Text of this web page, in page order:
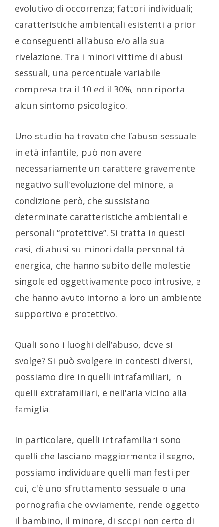
evolutivo di occorrenza; fattori individuali;
caratteristiche ambientali esistenti a priori
e conseguenti all'abuso e/o alla sua
rivelazione. Tra i minori vittime di abusi
sessuali, una percentuale variabile
compresa tra il 10 ed il 30%, non riporta
alcun sintomo psicologico.
Uno studio ha trovato che l’abuso sessuale
in età infantile, può non avere
necessariamente un carattere gravemente
negativo sull'evoluzione del minore, a
condizione però, che sussistano
determinate caratteristiche ambientali e
personali “protettive”. Si tratta in questi
casi, di abusi su minori dalla personalità
energica, che hanno subito delle molestie
singole ed oggettivamente poco intrusive, e
che hanno avuto intorno a loro un ambiente
supportivo e protettivo.
Quali sono i luoghi dell’abuso, dove si
svolge? Si può svolgere in contesti diversi,
possiamo dire in quelli intrafamiliari, in
quelli extrafamiliari, e nell'aria vicino alla
famiglia.
In particolare, quelli intrafamiliari sono
quelli che lasciano maggiormente il segno,
possiamo individuare quelli manifesti per
cui, c'è uno sfruttamento sessuale o una
pornografia che ovviamente, rende oggetto
il bambino, il minore, di scopi non certo di